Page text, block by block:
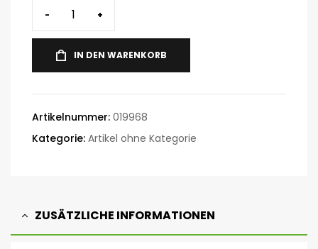
- +
IN DEN WARENKORB
Artikelnummer: 019968
Kategorie: Artikel ohne Kategorie
ZUSÄTZLICHE INFORMATIONEN